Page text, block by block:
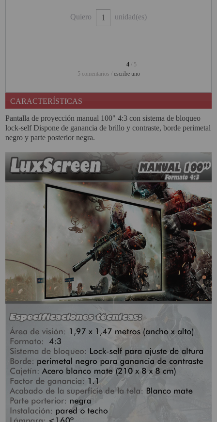
PINBALL VIRTUAL
PROYECTOR CON WIFI
PROYECTOR DE LED
PROYECTOR DE TIRO
ULTRA CORTO
PROYECTOR PARA CINE EN
CASA
PROYECTOR PARA
EDUCACION
PROYECTOR PARA EL
MUNDIAL 2026
PROYECTOR PARA FUTBOL
PROYECTORES 2K O 4K
NATIVOS
REACONDICIONADOS
SUPER OFERTAS
¿QUÉ MODELO NECESITO?
OFERTAS DESTACADAS
TIPOS DE PROYECTOR
PANTALLAS DE
PROYECCIÓN
Quiero unidad(es)
4 / 5
5 comentarios / escribe uno
CARACTERÍSTICAS
Pantalla de proyección manual 100" 4:3 con sistema de bloqueo
lock-self Dispone de ganancia de brillo y contraste, borde perimetal
negro y parte posterior negra.